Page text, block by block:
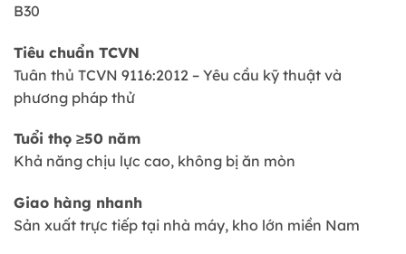
B30
Tiêu chuẩn TCVN
Tuân thủ TCVN 9116:2012 – Yêu cầu kỹ thuật và
phương pháp thử
Tuổi thọ ≥50 năm
Khả năng chịu lực cao, không bị ăn mòn
Giao hàng nhanh
Sản xuất trực tiếp tại nhà máy, kho lớn miền Nam